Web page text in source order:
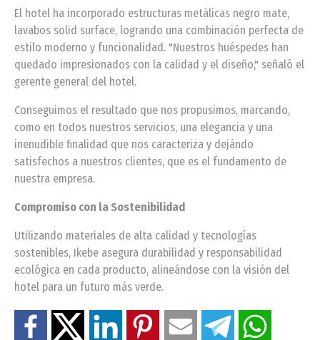
El hotel ha incorporado estructuras metálicas negro mate,
lavabos solid surface, logrando una combinación perfecta de
estilo moderno y funcionalidad. "Nuestros huéspedes han
quedado impresionados con la calidad y el diseño," señaló el
gerente general del hotel.
Conseguimos el resultado que nos propusimos, marcando,
como en todos nuestros servicios, una elegancia y una
inenudible finalidad que nos caracteriza y dejándo
satisfechos a nuestros clientes, que es el fundamento de
nuestra empresa.
Compromiso con la Sostenibilidad
Utilizando materiales de alta calidad y tecnologías
sostenibles, Ikebe asegura durabilidad y responsabilidad
ecológica en cada producto, alineándose con la visión del
hotel para un futuro más verde.